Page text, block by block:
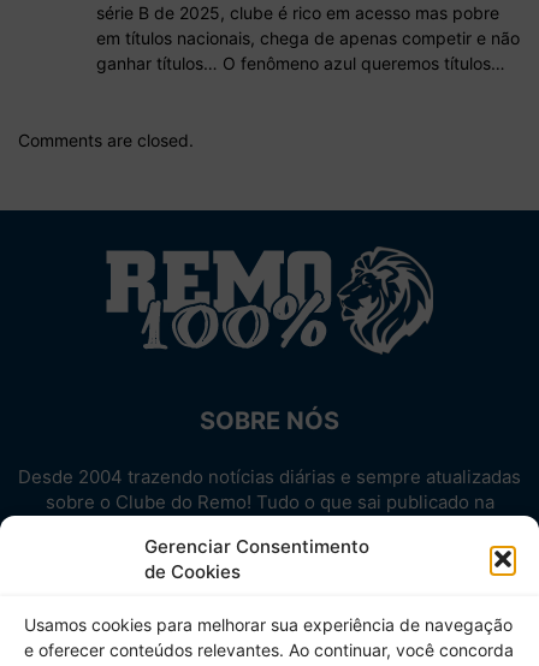
Gerenciar Consentimento
de Cookies
Usamos cookies para melhorar sua experiência de navegação
e oferecer conteúdos relevantes. Ao continuar, você concorda
série B de 2025, clube é rico em acesso mas pobre
em títulos nacionais, chega de apenas competir e não
ganhar títulos… O fenômeno azul queremos títulos…
Comments are closed.
SOBRE NÓS
Desde 2004 trazendo notícias diárias e sempre atualizadas
sobre o Clube do Remo! Tudo o que sai publicado na
Aproveite! Site não-oficial.
SIGA-NOS